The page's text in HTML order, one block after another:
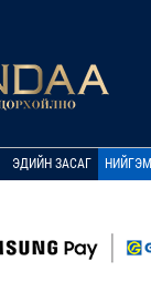
ЭДИЙН ЗАСАГ НИЙГЭМ